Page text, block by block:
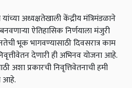
अध्यक्षतेखाली केंद्रीय मंत्रिमंडळाने
ऐतिहासिक निर्णयाला मंजुरी
भूक भागवण्यासाठी दिवसरात्र काम
देणारी ही अभिनव योजना आहे.
अशा प्रकारची निवृत्तिवेतनाची हमी
आहे.